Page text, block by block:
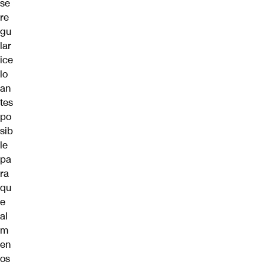
se
re
gu
lar
ice
lo
an
tes
po
sib
le
pa
ra
qu
e
al
m
en
os